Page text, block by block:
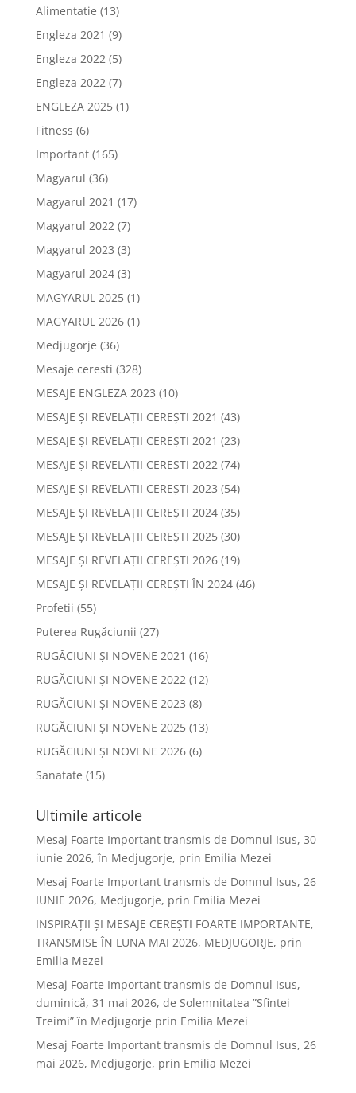
Alimentatie (13)
Engleza 2021 (9)
Engleza 2022(5)
Engleza 2022(7)
ENGLEZA 2025(1)
Fitness (6)
Important(165)
Magyarul (36)
Magyarul 2021 (17)
Magyarul 2022(7)
Magyarul 2023 (3)
Magyarul 2024(3)
MAGYARUL 2025(1)
MAGYARUL 2026(1)
Medjugorje (36)
Mesaje ceresti (328)
MESAJE ENGLEZA 2023 (10)
MESAJE ȘI REVELAȚII CEREȘTI 2021 (43)
MESAJE ȘI REVELAȚII CEREȘTI 2021 (23)
MESAJE ȘI REVELAȚII CERESTI 2022(74)
MESAJE ȘI REVELAȚII CEREȘTI 2023 (54)
MESAJE ȘI REVELAȚII CEREȘTI 2024(35)
MESAJE ȘI REVELAȚII CEREȘTI 2025(30)
MESAJE ȘI REVELAȚII CEREȘTI 2026(19)
MESAJE ȘI REVELAȚII CEREȘTI ÎN 2024(46)
Profetii (55)
Puterea Rugăciunii (27)
RUGĂCIUNI ȘI NOVENE 2021 (16)
RUGĂCIUNI ȘI NOVENE 2022(12)
RUGĂCIUNI ȘI NOVENE 2023 (8)
RUGĂCIUNI ȘI NOVENE 2025(13)
RUGĂCIUNI ȘI NOVENE 2026(6)
Sanatate (15)
Ultimile articole
Mesaj Foarte Important transmis de Domnul Isus, 30
iunie 2026, în Medjugorje, prin Emilia Mezei
Mesaj Foarte Important transmis de Domnul Isus, 26
IUNIE 2026, Medjugorje, prin Emilia Mezei
INSPIRAȚII ȘI MESAJE CEREȘTI FOARTE IMPORTANTE,
TRANSMISE ÎN LUNA MAI 2026, MEDJUGORJE, prin
Emilia Mezei
Mesaj Foarte Important transmis de Domnul Isus,
duminică, 31 mai 2026, de Solemnitatea ”Sfintei
Treimi” în Medjugorje prin Emilia Mezei
Mesaj Foarte Important transmis de Domnul Isus, 26
mai 2026, Medjugorje, prin Emilia Mezei